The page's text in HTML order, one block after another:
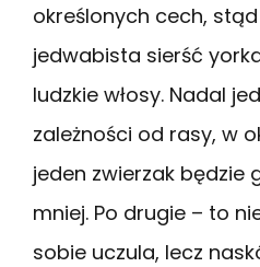
określonych cech, stąd
jedwabista sierść
ludzkie włosy. Nadal
zależności od rasy, w
jeden zwierzak będzie
mniej. Po drugie – to
sobie uczula, lecz